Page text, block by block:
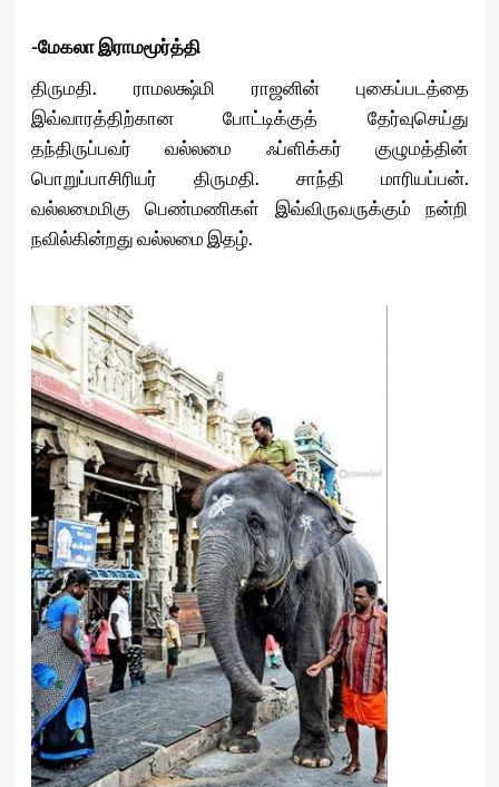
-மேகலா இராமமூர்த்தி
திருமதி. ராமலக்ஷ்மி ராஜனின் புகைப்படத்தை
இவ்வாரத்திற்கான போட்டிக்குத் தேர்வுசெய்து
தந்திருப்பவர் வல்லமை ஃப்ளிக்கர் குழுமத்தின்
பொறுப்பாசிரியர் திருமதி. சாந்தி மாரியப்பன்.
வல்லமைமிகு பெண்மணிகள் இவ்விருவருக்கும் நன்றி
நவில்கின்றது வல்லமை இதழ்.